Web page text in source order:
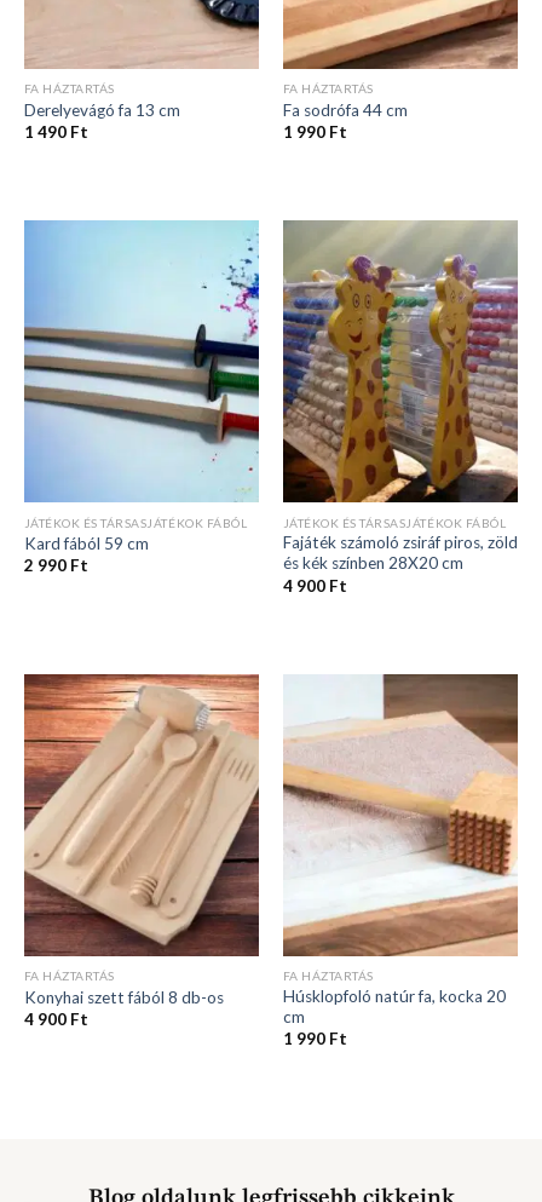
FA HÁZTARTÁS
Derelyevágó fa 13 cm
1 490 Ft
FA HÁZTARTÁS
Fa sodrófa 44 cm
1 990 Ft
JÁTÉKOK ÉS TÁRSASJÁTÉKOK FÁBÓL
Kard fából 59 cm
2 990 Ft
JÁTÉKOK ÉS TÁRSASJÁTÉKOK FÁBÓL
Fajáték számoló zsiráf piros, zöld
és kék színben 28X20 cm
4 900 Ft
FA HÁZTARTÁS
Konyhai szett fából 8 db-os
4 900 Ft
FA HÁZTARTÁS
Húsklopfoló natúr fa, kocka 20
cm
1 990 Ft